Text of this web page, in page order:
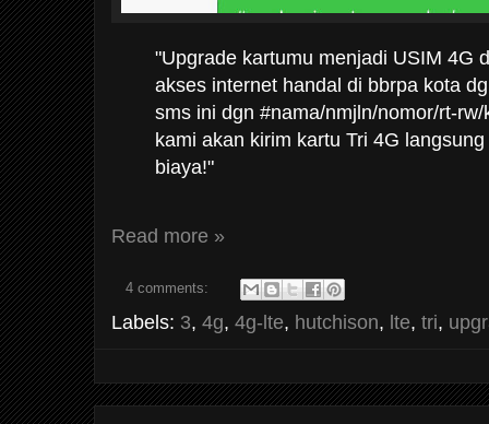
"Upgrade kartumu menjadi USIM 4G
akses internet handal di bbrpa kota
sms ini dgn #nama/nmjln/nomor/rt-
kami akan kirim kartu Tri 4G
biaya!"
Read more »
4 comments:
Labels: 3, 4g, 4g-lte, hutchison, lte, tri,